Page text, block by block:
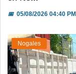
📅05/08/2026 04:40 PM
Nogales